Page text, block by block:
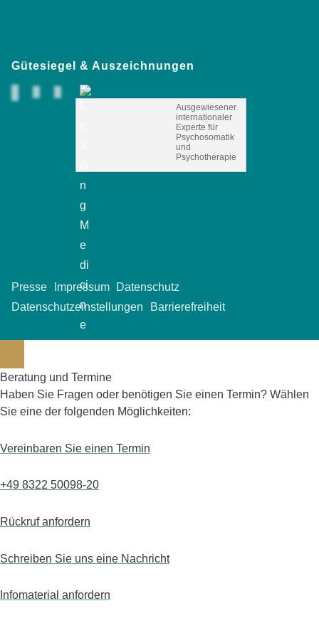
Gütesiegel & Auszeichnungen
Ausgewiesener
internationaler
Experte für
Psychosomatik
und
Psychotherapie
Presse Impressum
Datenschutz
Datenschutzeinstellungen
Barrierefreiheit
Beratung und Termine
Haben Sie Fragen oder benötigen Sie einen Termin? Wählen
Sie eine der folgenden Möglichkeiten:
Vereinbaren Sie einen Termin
+49 8322 50098-20
Rückruf anfordern
Schreiben Sie uns eine Nachricht
Infomaterial anfordern